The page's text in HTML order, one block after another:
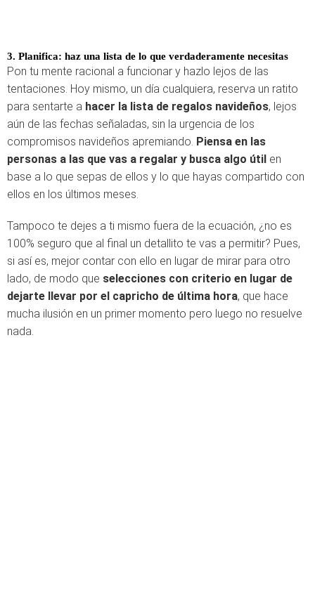
3. Planifica: haz una lista de lo que verdaderamente necesitas
Pon tu mente racional a funcionar y hazlo lejos de las
tentaciones. Hoy mismo, un día cualquiera, reserva un ratito
para sentarte a hacer la lista de regalos navideños, lejos
aún de las fechas señaladas, sin la urgencia de los
compromisos navideños apremiando. Piensa en las
personas a las que vas a regalar y busca algo útil en
base a lo que sepas de ellos y lo que hayas compartido con
ellos en los últimos meses.
Tampoco te dejes a ti mismo fuera de la ecuación, ¿no es
100% seguro que al final un detallito te vas a permitir? Pues,
si así es, mejor contar con ello en lugar de mirar para otro
lado, de modo que selecciones con criterio en lugar de
dejarte llevar por el capricho de última hora, que hace
mucha ilusión en un primer momento pero luego no resuelve
nada.